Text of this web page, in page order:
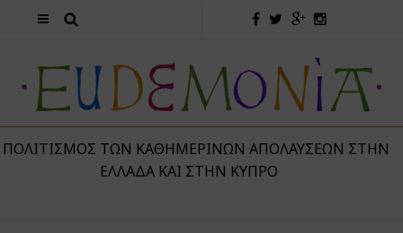
ΤΩΝ ΚΑΘΗΜΕΡΙΝΏΝ ΑΠΟΛΑΎΣΕΩΝ ΣΤΗΝ
ΕΛΛΆΔΑ ΚΑΙ ΣΤΗΝ ΚΎΠΡΟ